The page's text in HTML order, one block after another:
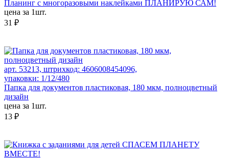
Планинг с многоразовыми наклейками ПЛАНИРУЮ САМ!
цена за 1шт.
31 ₽
арт. 53213, штрихкод: 4606008454096,
упаковки: 1/12/480
Папка для документов пластиковая, 180 мкм, полноцветный
дизайн
цена за 1шт.
13 ₽